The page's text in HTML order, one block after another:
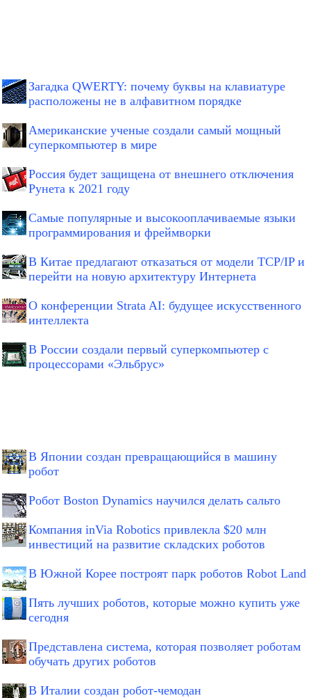
Загадка QWERTY: почему буквы на клавиатуре
расположены не в алфавитном порядке
Американские ученые создали самый мощный
суперкомпьютер в мире
Россия будет защищена от внешнего отключения
Рунета к 2021 году
Самые популярные и высокооплачиваемые языки
программирования и фреймворки
В Китае предлагают отказаться от модели TCP/IP и
перейти на новую архитектуру Интернета
О конференции Strata AI: будущее искусственного
интеллекта
В России создали первый суперкомпьютер с
процессорами «Эльбрус»
В Японии создан превращающийся в машину
робот
Робот Boston Dynamics научился делать сальто
Компания inVia Robotics привлекла $20 млн
инвестиций на развитие складских роботов
В Южной Корее построят парк роботов Robot Land
Пять лучших роботов, которые можно купить уже
сегодня
Представлена система, которая позволяет роботам
обучать других роботов
В Италии создан робот-чемодан